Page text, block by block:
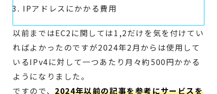
IPアドレスにかかる費用
以前まではEC2に関しては1,2だけを気を付けてい
ればよかったのですが2024年2月からは使用して
いるIPv4に対して一つあたり月々約500円かかる
ようになりました。
ですので、2024年以前の記事を参考にサービスを